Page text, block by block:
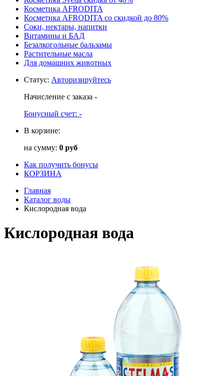
Косметика AFRODITA
Косметика AFRODITA со скидкой до 80%
Соки, нектары, напитки
Витамины и БАД
Безалкогольные бальзамы
Растительные масла
Для домашних животных
Статус: Авторизируйтесь
Начисление с заказа -
Бонусный счет: -
В корзине:
на сумму: 0 руб
Как получить бонусы
КОРЗИНА
Главная
Каталог воды
Кислородная вода
Кислородная вода